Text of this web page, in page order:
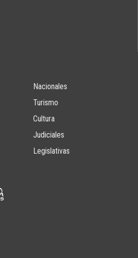
Nacionales
Turismo
Cultura
Judiciales
Legislativas